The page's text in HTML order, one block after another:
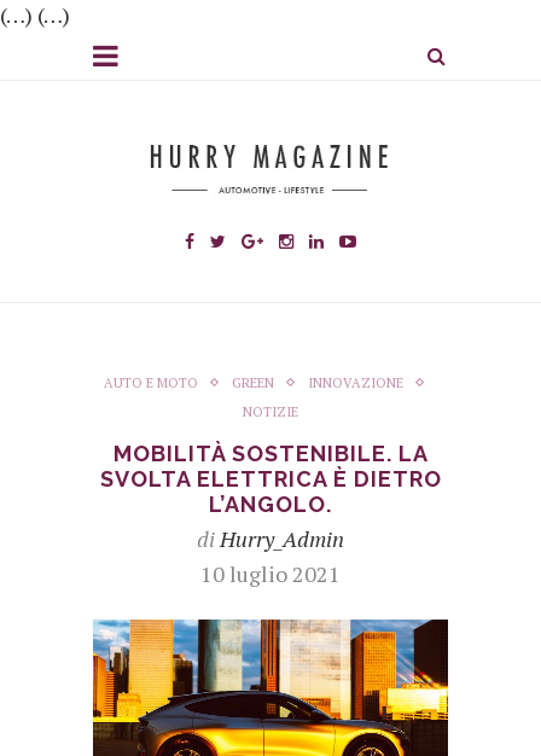
(…) (…)
AUTO E MOTO GREEN
INNOVAZIONE
NOTIZIE
MOBILITÀ SOSTENIBILE. LA
SVOLTA ELETTRICA È DIETRO
L’ANGOLO.
diHurry_Admin
10 luglio 2021